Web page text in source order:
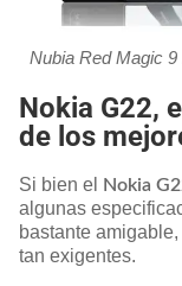
Nubia Red Magic
Nokia G22,
de los
Si bien el Nokia
algunas
bastante
tan exigentes.